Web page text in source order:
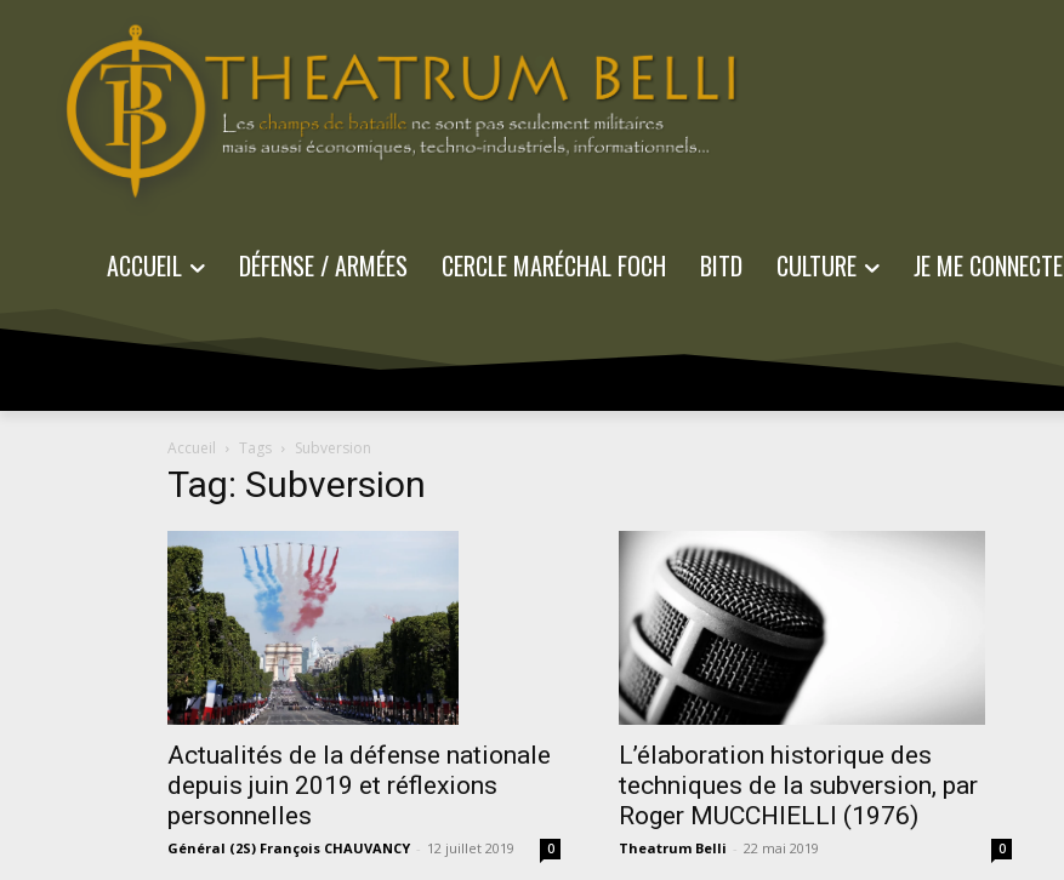
ACCUEIL DÉFENSE / ARMÉES CERCLE MARÉCHAL FOCH BITD CULTURE JE ME CONNECTE
Accueil Tags Subversion
Tag: Subversion
Actualités de la défense nationale
depuis juin 2019 et réflexions
personnelles
Général (2S) François CHAUVANCY - 12 juillet 2019 0
L’élaboration historique des
techniques de la subversion, par
Roger MUCCHIELLI (1976)
Theatrum Belli - 22 mai 2019 0